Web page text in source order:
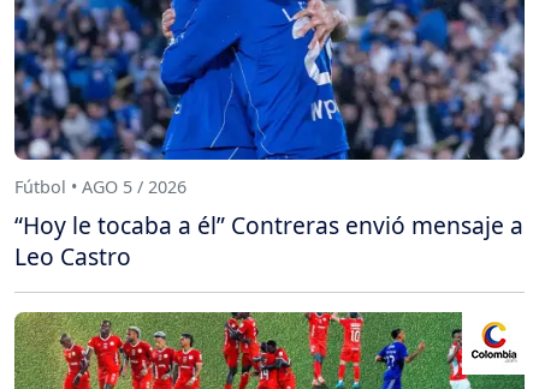
Fútbol • AGO 5 / 2026
“Hoy le tocaba a él” Contreras envió mensaje a
Leo Castro